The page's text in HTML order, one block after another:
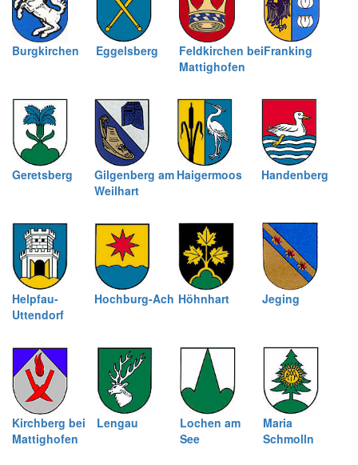
Burgkirchen Eggelsberg
Feldkirchen bei
Mattighofen
Franking
Geretsberg
Gilgenberg am
Weilhart
Haigermoos Handenberg
Helpfau-
Uttendorf
Hochburg-Ach Höhnhart Jeging
Kirchberg bei
Mattighofen
Lengau
Lochen am
See
Maria
Schmolln